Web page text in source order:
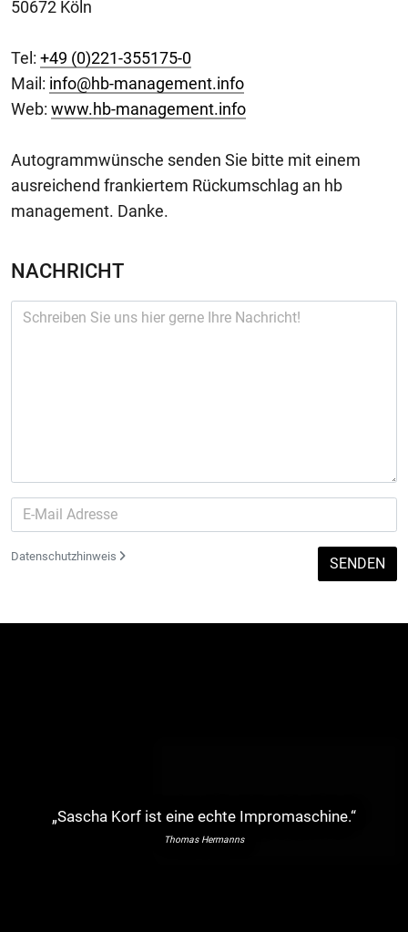
50672 Köln
Tel: +49 (0)221-355175-0
Mail: info@hb-management.info
Web: www.hb-management.info
Autogrammwünsche senden Sie bitte mit einem
ausreichend frankiertem Rückumschlag an hb
management. Danke.
NACHRICHT
Datenschutzhinweis SENDEN
„Sascha Korf ist eine echte Impromaschine.“
Thomas Hermanns